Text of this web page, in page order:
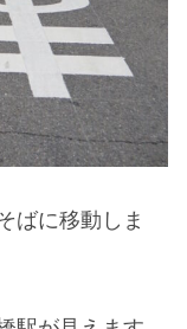
ばに移動しま